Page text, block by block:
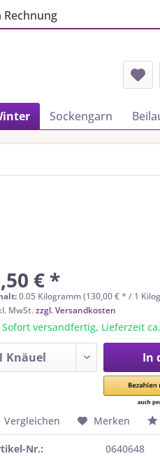
Rechnung
Sockengarn
€ *
0.05 Kilogramm (130,00 € * / 1
MwSt.zzgl. Versandkosten
Sofort versandfertig, Lieferzeit
In
Vergleichen Merken
Nr.:
0640648